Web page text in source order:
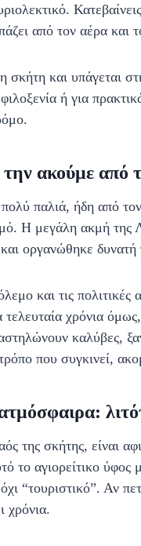
από τον αέρα και
σκήτη και
ή για
ακούμε από
παλιά, ήδη από
Η μεγάλη ακμή της
οργανώθηκε
και τις
χρόνια
καλύβες,
που συγκινεί,
της σκήτης, είναι
το αγιορείτικο ύφος
“τουριστικό”. Αν
χρόνια.